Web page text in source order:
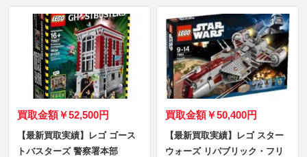
買取金額￥52,500円
【最新買取実績】レゴ ゴース
トバスターズ 警察署本部
買取金額￥50,400円
【最新買取実績】レゴ スター
ウォーズ リパブリック・フリ